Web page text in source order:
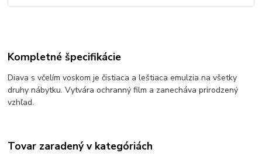
Kompletné špecifikácie
Diava s včelím voskom je čistiaca a leštiaca emulzia na všetky
druhy nábytku. Vytvára ochranný film a zanecháva prirodzený
vzhľad.
Tovar zaradený v kategóriách